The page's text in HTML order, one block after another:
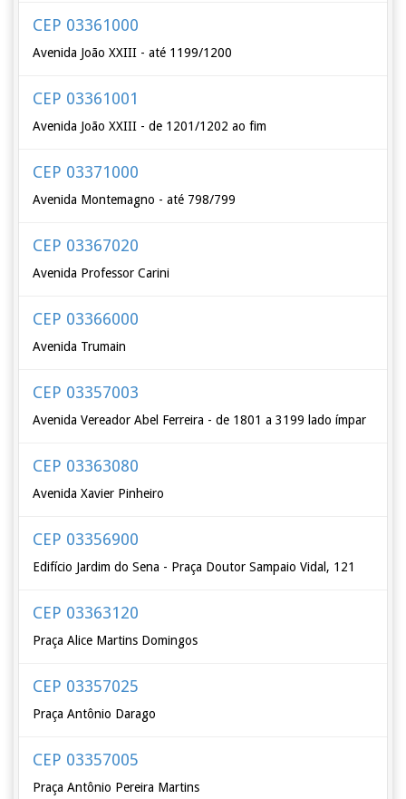
CEP 03361000
Avenida João XXIII - até 1199/1200
CEP 03361001
Avenida João XXIII - de 1201/1202 ao fim
CEP 03371000
Avenida Montemagno - até 798/799
CEP 03367020
Avenida Professor Carini
CEP 03366000
Avenida Trumain
CEP 03357003
Avenida Vereador Abel Ferreira - de 1801 a 3199 lado ímpar
CEP 03363080
Avenida Xavier Pinheiro
CEP 03356900
Edifício Jardim do Sena - Praça Doutor Sampaio Vidal, 121
CEP 03363120
Praça Alice Martins Domingos
CEP 03357025
Praça Antônio Darago
CEP 03357005
Praça Antônio Pereira Martins